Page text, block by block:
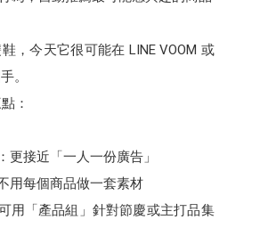
，今天它很可能在 LINE VOOM 或
。
：
接近「一人一份廣告」
每個商品做一套素材
「產品組」針對節慶或主打品集